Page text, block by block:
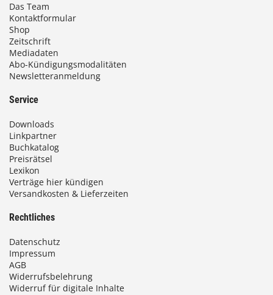
€
Das Team
Kontaktformular
Shop
Zeitschrift
Mediadaten
Abo-Kündigungsmodalitäten
Newsletteranmeldung
Service
Downloads
Linkpartner
Buchkatalog
Preisrätsel
Lexikon
Verträge hier kündigen
Versandkosten & Lieferzeiten
Rechtliches
Datenschutz
Impressum
AGB
Widerrufsbelehrung
Widerruf für digitale Inhalte